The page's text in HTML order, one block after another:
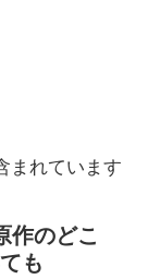
まれています
作のどこ
も